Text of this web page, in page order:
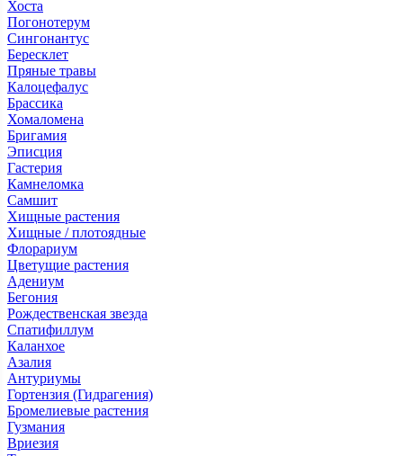
Хоста
Погонотерум
Сингонантус
Бересклет
Пряные травы
Калоцефалус
Брассика
Хомаломена
Бригамия
Эписция
Гастерия
Камнеломка
Самшит
Хищные растения
Хищные / плотоядные
Флорариум
Цветущие растения
Адениум
Бегония
Рождественская звезда
Спатифиллум
Каланхое
Азалия
Антуриумы
Гортензия (Гидрагения)
Бромелиевые растения
Гузмания
Вриезия